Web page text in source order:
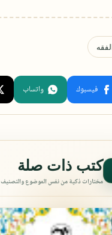
كتب ذات صلة
مختارات ذكية من نفس الموضوع والتصنيف